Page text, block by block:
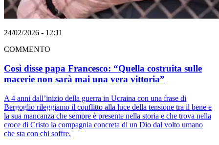
24/02/2026 - 12:11
COMMENTO
Così disse papa Francesco: “Quella costruita sulle
macerie non sarà mai una vera vittoria”
A 4 anni dall’inizio della guerra in Ucraina con una frase di
Bergoglio rileggiamo il conflitto alla luce della tensione tra il bene e
la sua mancanza che sempre è presente nella storia e che trova nella
croce di Cristo la compagnia concreta di un Dio dal volto umano
che sta con chi soffre.